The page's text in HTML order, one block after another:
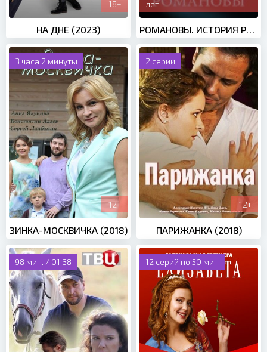
18+
НА ДНЕ (2023)
лет
РОМАНОВЫ. ИСТОРИЯ РОССИЙСКОЙ ДИНАСТИИ (2013)
3 часа 2 минуты
12+
ЗИНКА-МОСКВИЧКА (2018)
2 серии
12+
ПАРИЖАНКА (2018)
98 мин. / 01:38 12 серий по 50 мин